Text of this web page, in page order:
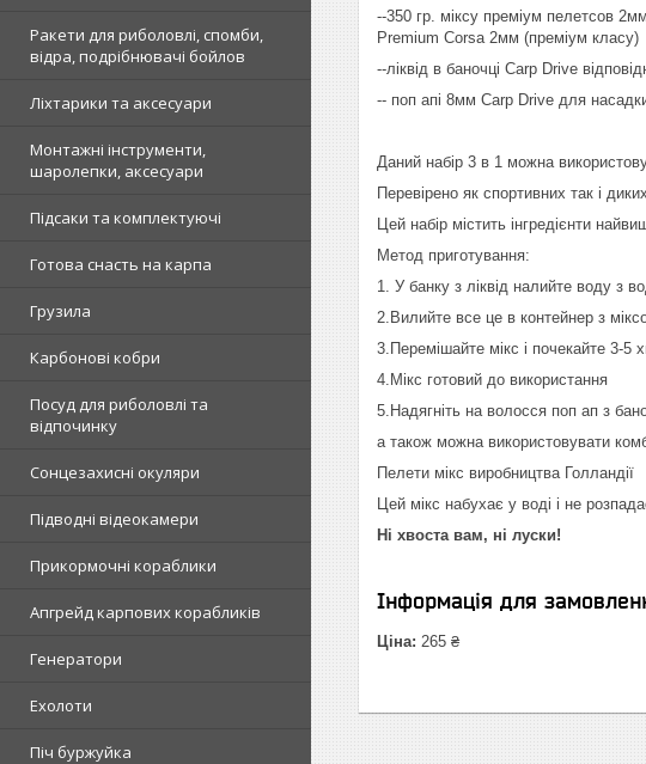
Ракети для риболовлі, спомби,
відра, подрібнювачі бойлов
Ліхтарики та аксесуари
Монтажні інструменти,
шаролепки, аксесуари
Підсаки та комплектуючі
Готова снасть на карпа
Грузила
Карбонові кобри
Посуд для риболовлі та
відпочинку
Сонцезахисні окуляри
Підводні відеокамери
Прикормочні кораблики
Апгрейд карпових корабликів
Генератори
Ехолоти
Піч буржуйка
--350 гр. міксу преміум пелетсов
Premium Corsa 2мм (преміум класу)
--ліквід в баночці Carp Drive
-- поп апі 8мм Carp Drive для
Даний набір 3 в 1 можна
Перевірено як спортивних так і
Цей набір містить інгредієнти
Метод приготування:
1. У банку з ліквід налийте воду з
2.Вилийте все це в контейнер з
3.Перемішайте мікс і почекайте 3-5
4.Мікс готовий до використання
5.Надягніть на волосся поп ап з
а також можна використовувати
Пелети мікс виробництва Голландії
Цей мікс набухає у воді і не
Ні хвоста вам, ні луски!
Інформація для
Ціна: 265 ₴